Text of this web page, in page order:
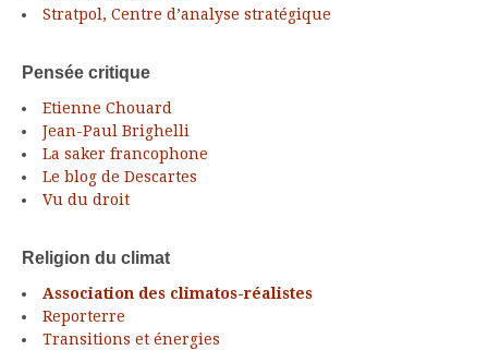
Stratpol, Centre d’analyse stratégique
Pensée critique
Etienne Chouard
Jean-Paul Brighelli
La saker francophone
Le blog de Descartes
Vu du droit
Religion du climat
Association des climatos-réalistes
Reporterre
Transitions et énergies